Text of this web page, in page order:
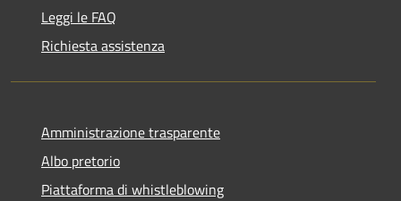
Leggi le FAQ
Richiesta assistenza
Amministrazione trasparente
Albo pretorio
Piattaforma di whistleblowing